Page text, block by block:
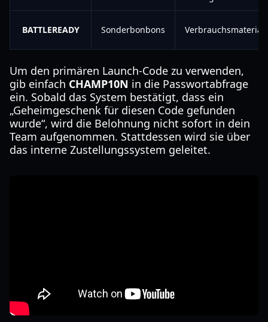
BATTLEREADY Sonderbonbons Verbrauchsmaterial
Um den primären Launch-Code zu verwenden,
gib einfach CHAMP10N in die Passwortabfrage
ein. Sobald das System bestätigt, dass ein
„Geheimgeschenk für diesen Code gefunden
wurde“, wird die Belohnung nicht sofort in dein
Team aufgenommen. Stattdessen wird sie über
das interne Zustellungssystem geleitet.